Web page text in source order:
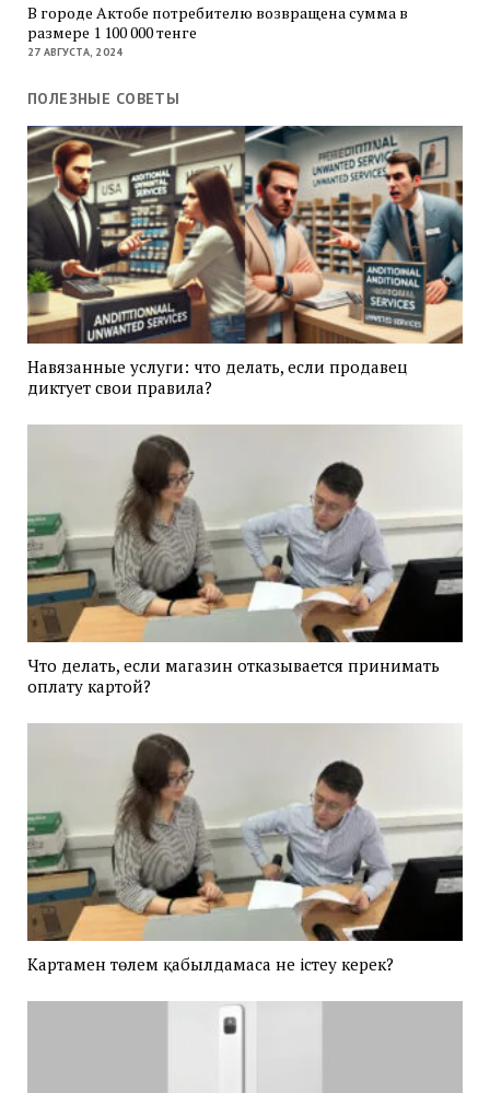
В городе Актобе потребителю возвращена сумма в
размере 1 100 000 тенге
27 АВГУСТА, 2024
ПОЛЕЗНЫЕ СОВЕТЫ
Навязанные услуги: что делать, если продавец
диктует свои правила?
Что делать, если магазин отказывается принимать
оплату картой?
Картамен төлем қабылдамаса не істеу керек?